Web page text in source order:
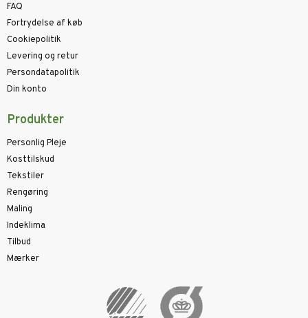
FAQ
Fortrydelse af køb
Cookiepolitik
Levering og retur
Persondatapolitik
Din konto
Produkter
Personlig Pleje
Kosttilskud
Tekstiler
Rengøring
Maling
Indeklima
Tilbud
Mærker